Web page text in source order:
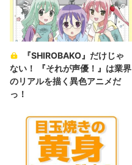
『SHIROBAKO』だけじゃ
ない！ 『それが声優！』は業界
のリアルを描く異色アニメだ
っ！